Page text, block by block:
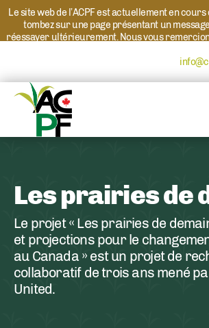
Le site web de l’ACPF est actuellement en
tombez sur une page présentant un
réessayer ultérieurement. Nous vous
Les prairies de
Le projet « Les prairies de
et projections pour le
au Canada » est un projet de
collaboratif de trois ans mené
United.